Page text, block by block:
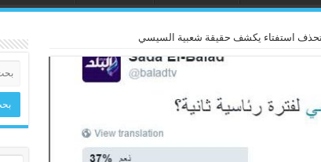
تحذف استفتاء يكشف حقيقة شعبية السيسي